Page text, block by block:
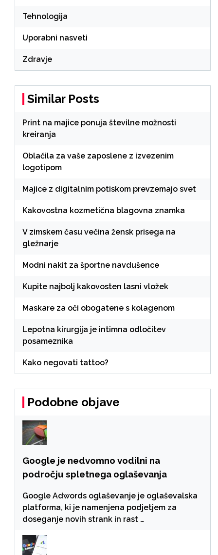
Tehnologija
Uporabni nasveti
Zdravje
Similar Posts
Print na majice ponuja številne možnosti
kreiranja
Oblačila za vaše zaposlene z izvezenim
logotipom
Majice z digitalnim potiskom prevzemajo svet
Kakovostna kozmetična blagovna znamka
V zimskem času večina žensk prisega na
gležnarje
Modni nakit za športne navdušence
Kupite najbolj kakovosten lasni vložek
Maskare za oči obogatene s kolagenom
Lepotna kirurgija je intimna odločitev
posameznika
Kako negovati tattoo?
Podobne objave
Google je nedvomno vodilni na
področju spletnega oglaševanja
Google Adwords oglaševanje je oglaševalska
platforma, ki je namenjena podjetjem za
doseganje novih strank in rast …